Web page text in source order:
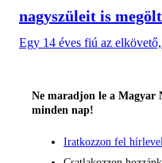
nagyszüleit is
Egy 14 éves fiú az
Ne maradjon le a Magyar
minden nap!
Iratkozzon fel